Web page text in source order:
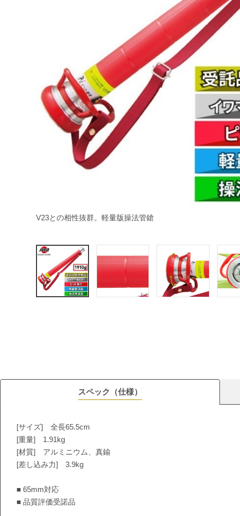
V23との相性抜群。軽量版操法管鎗
スペック（仕様）
[サイズ] 全長65.5cm
[重量] 1.91kg
[材質] アルミニウム、真鍮
[差し込み力] 3.9kg
■ 65mm対応
■ 品質評価受諾品